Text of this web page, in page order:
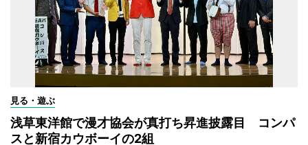
見る・遊ぶ
浅草東洋館で漫才協会が真打ち昇進披露目 コンパ
スと新宿カウボーイの2組